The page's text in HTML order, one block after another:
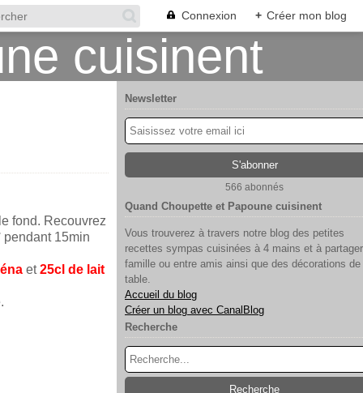
Connexion + Créer mon blog
fond. Recouvrez
pendant 15min
et25cl de lait
Newsletter
566 abonnés
Quand Choupette et Papoune cuisinent
Vous trouverez à travers notre blog des petites
recettes sympas cuisinées à 4 mains et à
famille ou entre amis ainsi que des décorations de
table.
Accueil du blog
Créer un blog avec CanalBlog
Recherche